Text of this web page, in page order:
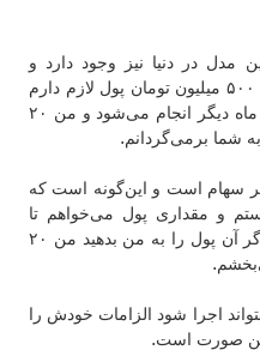
در دنیا نیز وجود دارد و
میگویید که من برای انجام یک کاری ۵۰۰ میلیون تومان پول لازم دارم
و طبق یکسری شرایط این کار تا ۶ ماه دیگر انجام می‌شود و من ۲۰
شما برمی‌گردانم.
سهام است و این‌گونه است که
و مقداری پول می‌خواهم تا
استارت‌آپ من به فلان جا برسد و اگر آن پول را به من بدهید من ۲۰
اجرا شود الزامات خودش را
این صورت است.